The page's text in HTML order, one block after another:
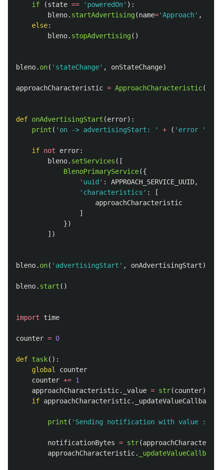
if (state == ' poweredOn' ):
bleno. startAdvertising(name='Approach' ,
else:
bleno. stopAdvertising()
bleno. on( ' stateChange' , onStateChange)
approachCharacteristic = ApproachCharacteristic()
def onAdvertisingStart (error):
print ( ' on -> advertisingStart: ' + ( ' error '
if not error:
bleno. setServices ([
BlenoPrimaryService({
' uuid ' : APPROACH_SERVICE_UUID,
' characteristics ' :
[
approachCharacteristic
]
})
])
bleno. on( ' advertisingStart ' , onAdvertisingStart)
bleno. start ()
import time
counter = 0
def task():
global
counter
counter += 1
approachCharacteristic. _value = str(counter).
if approachCharacteristic. _updateValueCallback
print ( ' Sending notification with value :
notificationBytes = str(
approachCharacteristic. _updateValueCallback